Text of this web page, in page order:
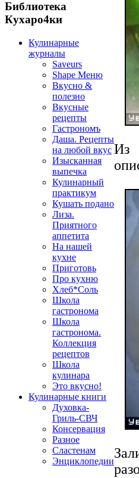
Библиотека
Кухаро4ки
Кулинарные
журналы
Saveurs
Shape Меню
Вкусно &
полезно
Вкусные
рецепты
Гастрономъ
Даша. Рецепты
на любой вкус
Изысканная
выпечка
Кулинарный
практикум
Кушать подано
Лиза.
Приятного
аппетита
На нашей
кухне
Приготовь
Про кухню
Хлеб*Соль
Школа
гастронома
Школа
гастронома.
Коллекция
рецептов
Школа
кулинара
Это вкусно!
Кулинарные книги
Духовка-
Гриль-СВЧ
Консервация
Разное
Сластенам
Энциклопедии
Из